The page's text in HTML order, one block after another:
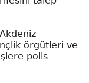
örgütleri ve
polis